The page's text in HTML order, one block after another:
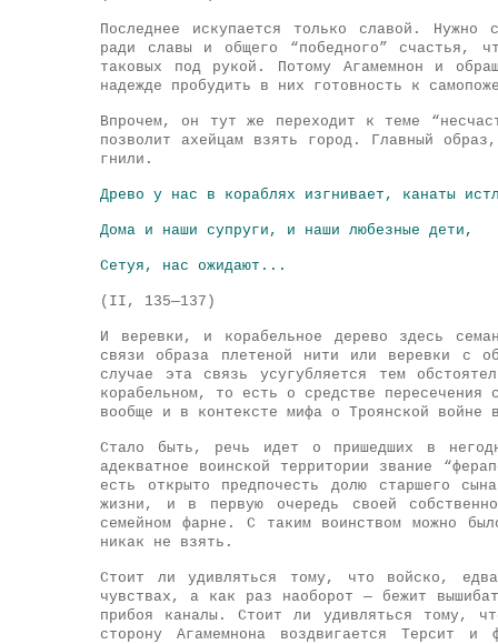
Последнее искупается только славой. Нужно
ради славы и общего “победного” счастья,
таковых под рукой. Потому Агамемнон и
надежде пробудить в них готовность к
Впрочем, он тут же переходит к теме
позволит ахейцам взять город. Главный
гнили.
Древо у нас в кораблях изгнивает, канаты
Дома и наши супруги, и наши любезные дети,
Сетуя, нас ожидают...
(II, 135—137)
И веревки, и корабельное дерево здесь
связи образа плетеной нити или веревки с
случае эта связь усугубляется тем
корабельном, то есть о средстве пересечения
вообще и в контексте мифа о Троянской войне
Стало быть, речь идет о пришедших в
адекватное воинской территории звание
есть открыто предпочесть долю старшего
жизни, и в первую очередь своей
семейном фарне. С таким воинством можно
никак не взять.
Стоит ли удивляться тому, что войско,
чувствах, а как раз наоборот — бежит
прибоя каналы. Стоит ли удивляться тому,
сторону Агамемнона воздвигается Терсит